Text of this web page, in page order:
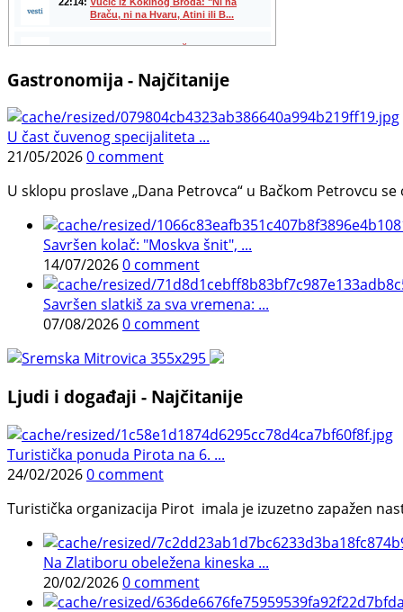
Gastronomija - Najčitanije
U čast čuvenog specijaliteta ...
21/05/20260 comment
U sklopu proslave „Dana Petrovca“ u Bačkom Petrovcu
Savršen kolač: "Moskva šnit", ...
14/07/20260 comment
Savršen slatkiš za sva vremena: ...
07/08/20260 comment
Ljudi i događaji - Najčitanije
Turistička ponuda Pirota na 6. ...
24/02/20260 comment
Turistička organizacija Pirot imala je izuzetno zapažen
Na Zlatiboru obeležena kineska ...
20/02/20260 comment